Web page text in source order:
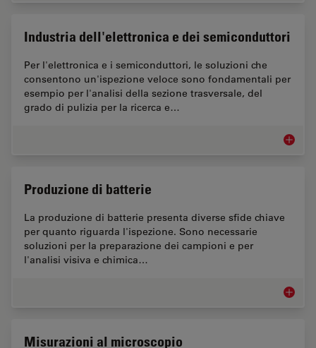
Industria dell'elettronica e dei semiconduttori
Per l'elettronica e i semiconduttori, le soluzioni che
consentono un'ispezione veloce sono fondamentali per
esempio per l'analisi della sezione trasversale, del
grado di pulizia per la ricerca e…
Produzione di batterie
La produzione di batterie presenta diverse sfide chiave
per quanto riguarda l'ispezione. Sono necessarie
soluzioni per la preparazione dei campioni e per
l'analisi visiva e chimica…
Misurazioni al microscopio